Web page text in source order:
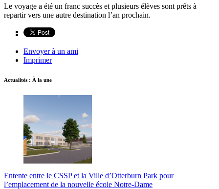
Le voyage a été un franc succès et plusieurs élèves sont prêts à
repartir vers une autre destination l’an prochain.
Envoyer à un ami
Imprimer
Actualités : À la une
Entente entre le CSSP et la Ville d’Otterburn Park pour
l’emplacement de la nouvelle école Notre-Dame